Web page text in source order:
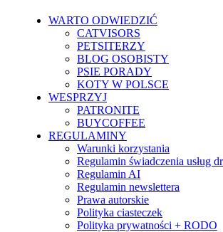
WARTO ODWIEDZIĆ
CATVISORS
PETSITERZY
BLOG OSOBISTY
PSIE PORADY
KOTY W POLSCE
WESPRZYJ
PATRONITE
BUYCOFFEE
REGULAMINY
Warunki korzystania
Regulamin świadczenia usług
Regulamin AI
Regulamin newslettera
Prawa autorskie
Polityka ciasteczek
Polityka prywatności + RODO